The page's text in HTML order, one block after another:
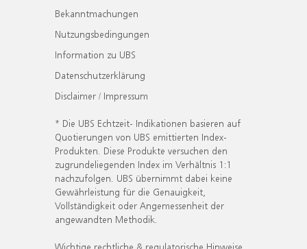
Bekanntmachungen
Nutzungsbedingungen
Information zu UBS
Datenschutzerklärung
Disclaimer / Impressum
* Die UBS Echtzeit- Indikationen basieren auf
Quotierungen von UBS emittierten Index-
Produkten. Diese Produkte versuchen den
zugrundeliegenden Index im Verhältnis 1:1
nachzufolgen. UBS übernimmt dabei keine
Gewährleistung für die Genauigkeit,
Vollständigkeit oder Angemessenheit der
angewandten Methodik.